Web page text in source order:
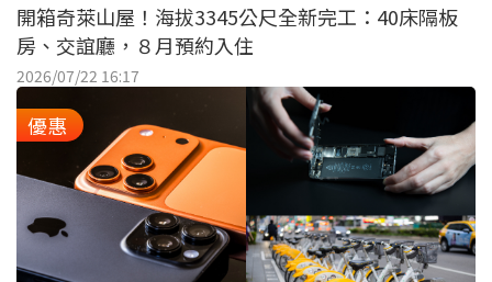
開箱奇萊山屋！海拔3345公尺全新完工：40床隔板
房、交誼廳，８月預約入住
2026/07/22 16:17
優惠